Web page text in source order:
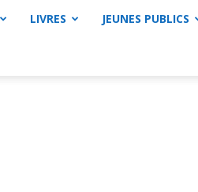
LIVRES JEUNES PUBLICS